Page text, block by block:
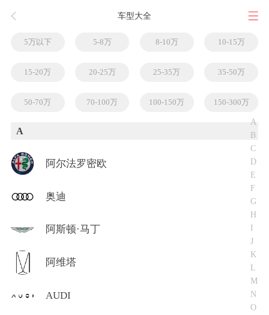
车型大全
5万以下 5-8万 8-10万 10-15万
15-20万 20-25万 25-35万 35-50万
50-70万 70-100万 100-150万 150-300万
A
阿尔法罗密欧
奥迪
阿斯顿·马丁
阿维塔
AUDI
A
B
C
D
E
F
G
H
I
J
K
L
M
N
O